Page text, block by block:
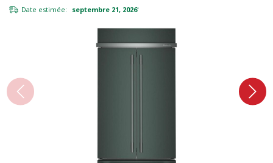
Date estimée: septembre 21, 2026*